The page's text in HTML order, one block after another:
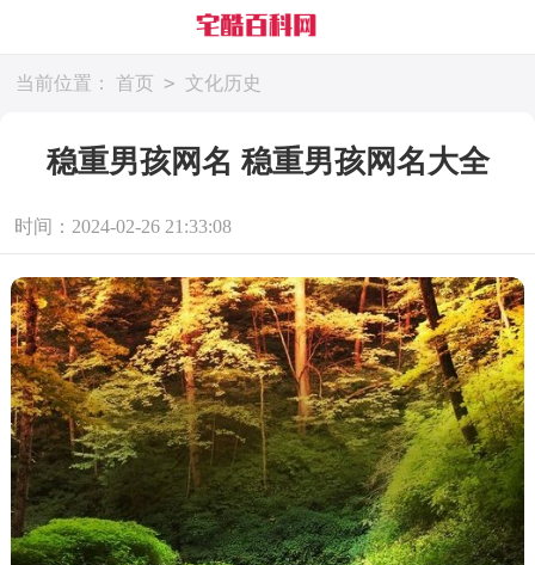
当前位置： 首页 > 文化历史
稳重男孩网名 稳重男孩网名大全
时间：2024-02-26 21:33:08